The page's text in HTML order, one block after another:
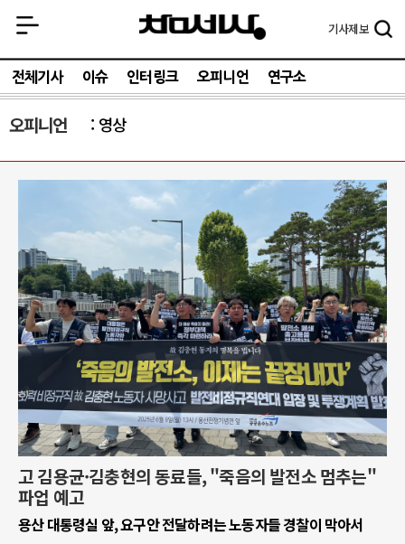
기사제보
전체기사 이슈 인터링크 오피니언 연구소
오피니언 영상
고 김용균·김충현의 동료들, "죽음의 발전소 멈추는"
파업 예고
용산 대통령실 앞, 요구안 전달하려는 노동자들 경찰이 막아서